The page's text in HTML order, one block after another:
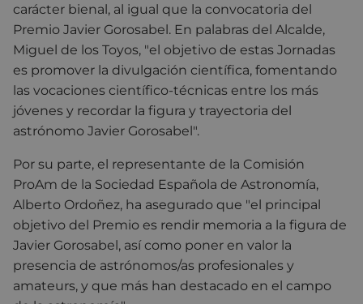
carácter bienal, al igual que la convocatoria del
Premio Javier Gorosabel. En palabras del Alcalde,
Miguel de los Toyos, "el objetivo de estas Jornadas
es promover la divulgación científica, fomentando
las vocaciones científico-técnicas entre los más
jóvenes y recordar la figura y trayectoria del
astrónomo Javier Gorosabel".
Por su parte, el representante de la Comisión
ProAm de la Sociedad Española de Astronomía,
Alberto Ordoñez, ha asegurado que "el principal
objetivo del Premio es rendir memoria a la figura de
Javier Gorosabel, así como poner en valor la
presencia de astrónomos/as profesionales y
amateurs, y que más han destacado en el campo